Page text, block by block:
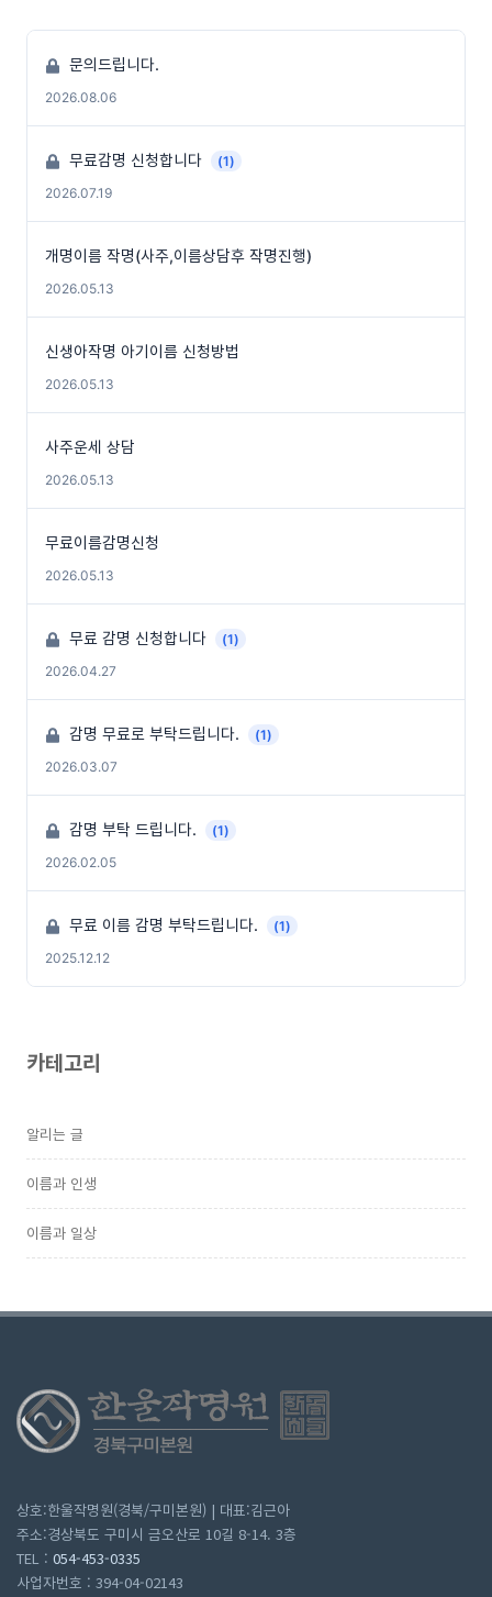
문의드립니다.
2026.08.06
무료감명 신청합니다
(1)
2026.07.19
개명이름 작명(사주,이름상담후 작명진행)
2026.05.13
신생아작명 아기이름 신청방법
2026.05.13
사주운세 상담
2026.05.13
무료이름감명신청
2026.05.13
무료 감명 신청합니다
(1)
2026.04.27
감명 무료로 부탁드립니다.
(1)
2026.03.07
감명 부탁 드립니다.
(1)
2026.02.05
무료 이름 감명 부탁드립니다.
(1)
2025.12.12
카테고리
알리는 글
이름과 인생
이름과 일상
상호:한울작명원(경북/구미본원) | 대표:김근아
주소:경상북도 구미시 금오산로 10길 8-14. 3층
TEL : 054-453-0335
사업자번호 : 394-04-02143